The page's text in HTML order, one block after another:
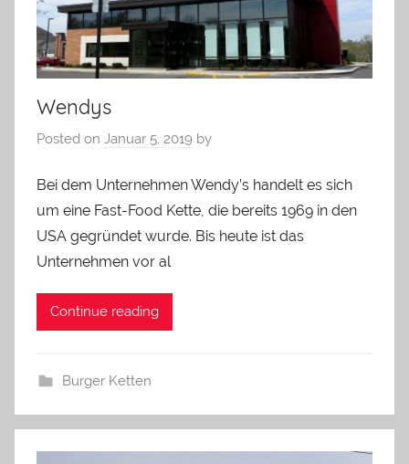
Wendys
Posted on Januar 5, 2019 by
Bei dem Unternehmen Wendy’s handelt es sich
um eine Fast-Food Kette, die bereits 1969 in den
USA gegründet wurde. Bis heute ist das
Unternehmen vor al
Continue reading
Burger Ketten